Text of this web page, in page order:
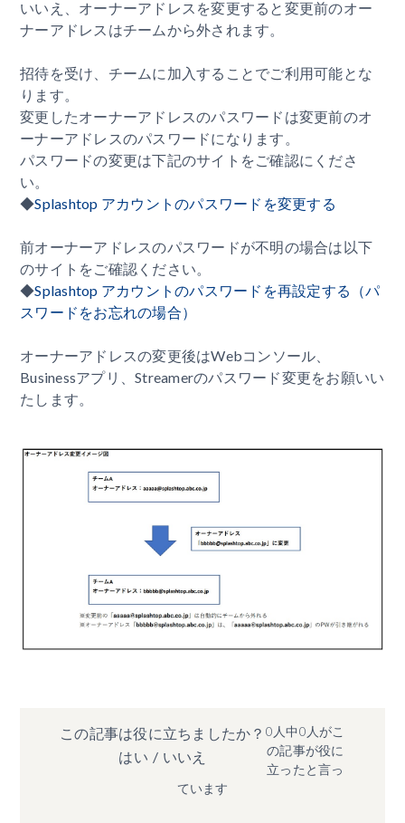
いいえ、オーナーアドレスを変更すると変更前のオー
ナーアドレスはチームから外されます。
招待を受け、チームに加入することでご利用可能とな
ります。
変更したオーナーアドレスのパスワードは変更前のオ
ーナーアドレスのパスワードになります。
パスワードの変更は下記のサイトをご確認にくださ
い。
◆Splashtop アカウントのパスワードを変更する
前オーナーアドレスのパスワードが不明の場合は以下
のサイトをご確認ください。
◆Splashtop アカウントのパスワードを再設定する（パ
スワードをお忘れの場合）
オーナーアドレスの変更後はWebコンソール、
Businessアプリ、Streamerのパスワード変更をお願いい
たします。
この記事は役に立ちましたか？
はい / いいえ
0人中0人がこ
の記事が役に
立ったと言っ
ています